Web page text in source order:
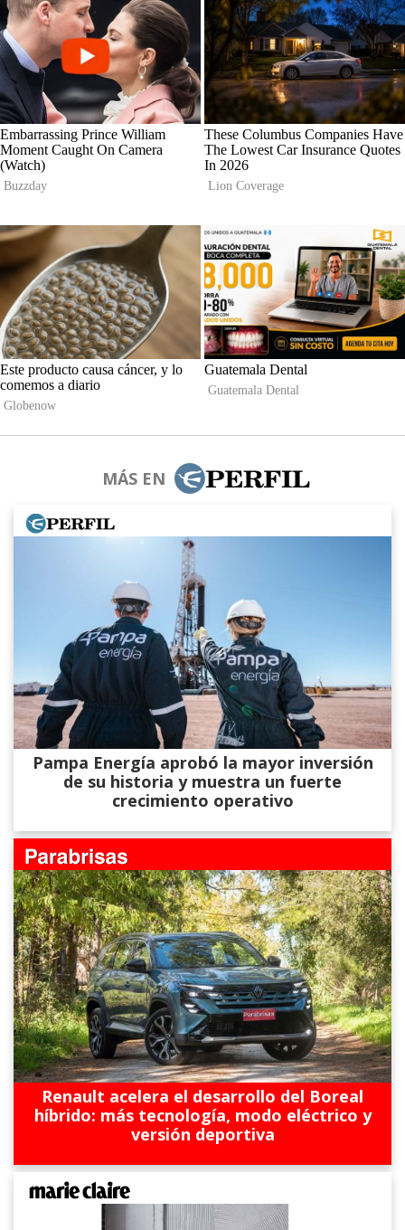
MÁS EN
Pampa Energía aprobó la mayor inversión
de su historia y muestra un fuerte
crecimiento operativo
Renault acelera el desarrollo del Boreal
híbrido: más tecnología, modo eléctrico y
versión deportiva